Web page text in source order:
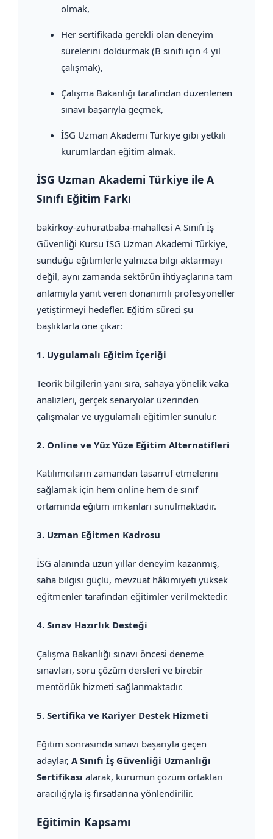
olmak,
Her sertifikada gerekli olan deneyim
sürelerini doldurmak (B sınıfı için 4 yıl
çalışmak),
Çalışma Bakanlığı tarafından düzenlenen
sınavı başarıyla geçmek,
İSG Uzman Akademi Türkiye gibi yetkili
kurumlardan eğitim almak.
İSG Uzman Akademi Türkiye ile A
Sınıfı Eğitim Farkı
bakirkoy-zuhuratbaba-mahallesi A Sınıfı İş
Güvenliği Kursu İSG Uzman Akademi Türkiye,
sunduğu eğitimlerle yalnızca bilgi aktarmayı
değil, aynı zamanda sektörün ihtiyaçlarına tam
anlamıyla yanıt veren donanımlı profesyoneller
yetiştirmeyi hedefler. Eğitim süreci şu
başlıklarla öne çıkar:
1. Uygulamalı Eğitim İçeriği
Teorik bilgilerin yanı sıra, sahaya yönelik vaka
analizleri, gerçek senaryolar üzerinden
çalışmalar ve uygulamalı eğitimler sunulur.
2. Online ve Yüz Yüze Eğitim Alternatifleri
Katılımcıların zamandan tasarruf etmelerini
sağlamak için hem online hem de sınıf
ortamında eğitim imkanları sunulmaktadır.
3. Uzman Eğitmen Kadrosu
İSG alanında uzun yıllar deneyim kazanmış,
saha bilgisi güçlü, mevzuat hâkimiyeti yüksek
eğitmenler tarafından eğitimler verilmektedir.
4. Sınav Hazırlık Desteği
Çalışma Bakanlığı sınavı öncesi deneme
sınavları, soru çözüm dersleri ve birebir
mentörlük hizmeti sağlanmaktadır.
5. Sertifika ve Kariyer Destek Hizmeti
Eğitim sonrasında sınavı başarıyla geçen
adaylar, A Sınıfı İş Güvenliği Uzmanlığı
Sertifikası alarak, kurumun çözüm ortakları
aracılığıyla iş fırsatlarına yönlendirilir.
Eğitimin Kapsamı